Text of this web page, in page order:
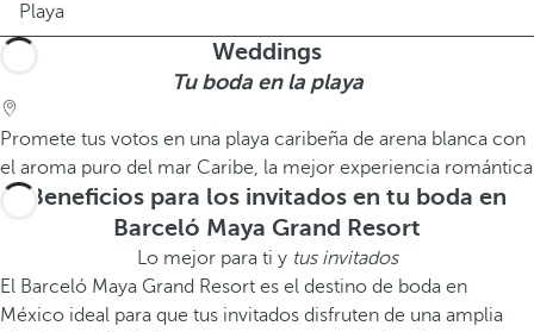
Playa
Weddings
Tu boda en la playa
Promete tus votos en una playa caribeña de arena blanca con
el aroma puro del mar Caribe, la mejor experiencia romántica
Beneficios para los invitados en tu boda en
Barceló Maya Grand Resort
Lo mejor para ti ytus invitados
El Barceló Maya Grand Resort es el destino de boda en
México ideal para que tus invitados disfruten de una amplia